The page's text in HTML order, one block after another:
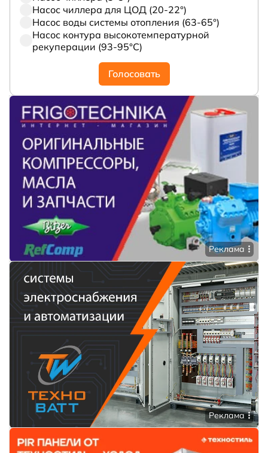
Насос чиллера для ЦОД (20-22°)
Насос воды системы отопления (63-65°)
Насос контура высокотемпературной
рекуперации (93-95°С)
Голосовать
Реклама
Реклама